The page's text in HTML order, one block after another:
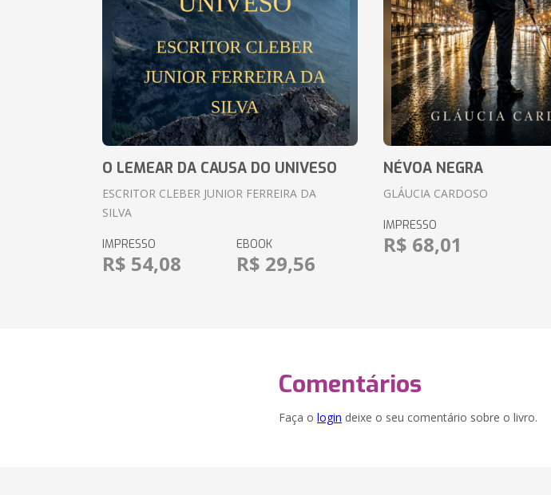
O LEMEAR DA CAUSA DO UNIVESO
ESCRITOR CLEBER JUNIOR FERREIRA DA
SILVA
IMPRESSO
R$ 54,08
EBOOK
R$ 29,56
NÉVOA NEGRA
GLÁUCIA CARDOSO
IMPRESSO
R$ 68,01
Comentários
Faça o login deixe o seu comentário sobre o livro.